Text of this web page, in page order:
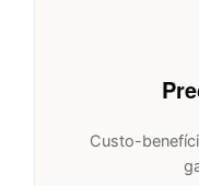
Custo-